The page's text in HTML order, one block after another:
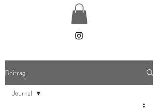
Beitrag
Journal